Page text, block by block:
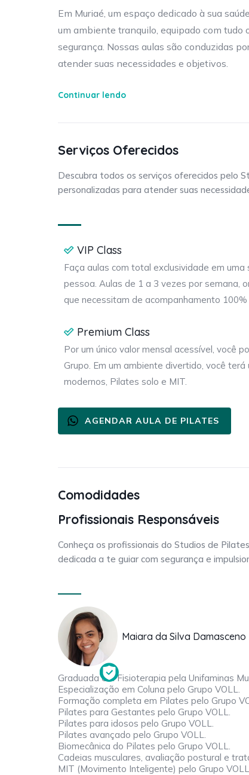
Em Muriaé, um espaço dedicado à sua
um ambiente tranquilo, equipado com tudo
segurança. Nossas aulas são conduzidas
atender suas necessidades e objetivos.
O Pilates é uma prática que traz inúmeros
com estacionamento disponível. Agende
qualidade de vida.
Conheça também a
Continuar lendo
Serviços Oferecidos
Descubra todos os serviços oferecidos pelo
personalizadas para atender suas
VIP Class
Faça aulas com total exclusividade em
pessoa. Aulas de 1 a 3 vezes por semana,
que necessitam de acompanhamento 100%
Premium Class
Por um único valor mensal acessível, você
Grupo. Em um ambiente divertido, você
modernos, Pilates solo e MIT.
AGENDAR AULA DE PILATES
Comodidades
Profissionais Responsáveis
Conheça os profissionais do Studios de
dedicada a te guiar com segurança e
Maiara da Silva Damasceno
Graduada em Fisioterapia pela Unifaminas
Especialização em Coluna pelo Grupo VOLL.
Formação completa em Pilates pelo Grupo
Pilates para Gestantes pelo Grupo VOLL.
Pilates para idosos pelo Grupo VOLL.
Pilates avançado pelo Grupo VOLL.
Biomecânica do Pilates pelo Grupo VOLL.
Cadeias musculares, avaliação postural e
MIT (Movimento Inteligente) pelo Grupo